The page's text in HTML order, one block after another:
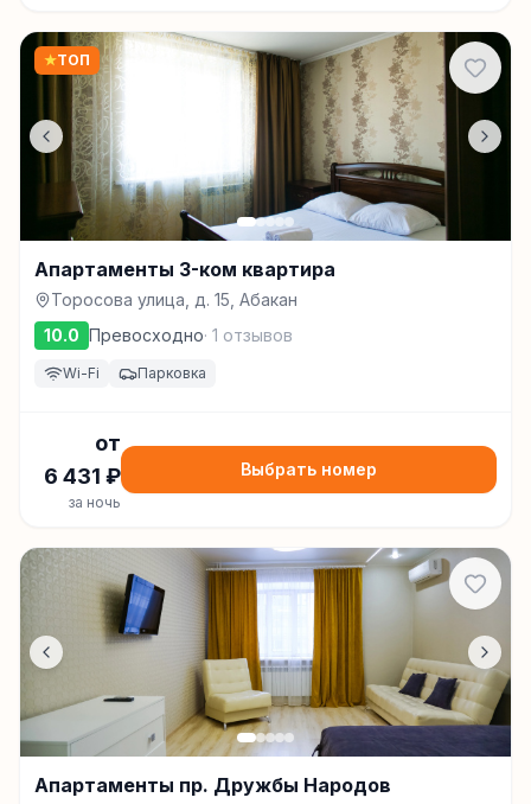
★ТОП
Апартаменты 3-ком квартира
Торосова улица, д. 15, Абакан
10.0 Превосходно· 1 отзывов
Wi-Fi Парковка
от
6 431 ₽
за ночь
Выбрать номер
Апартаменты пр. Дружбы Народов